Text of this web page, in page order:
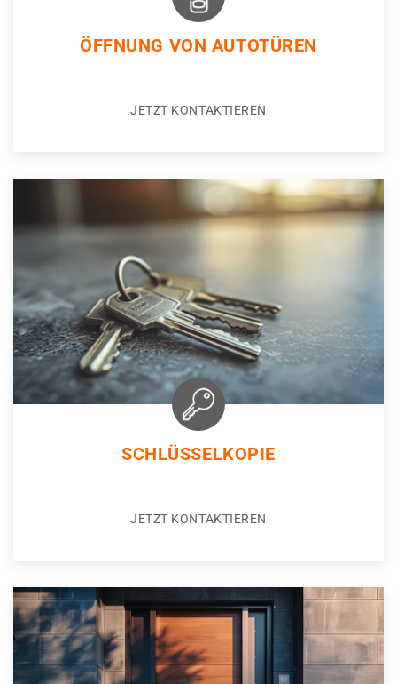
ÖFFNUNG VON AUTOTÜREN
JETZT KONTAKTIEREN
SCHLÜSSELKOPIE
JETZT KONTAKTIEREN